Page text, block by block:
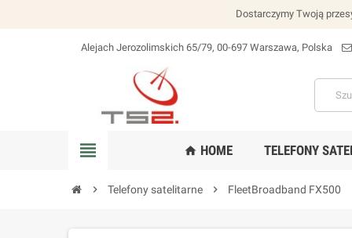
Dostarczymy Twoją
lokalizacja_na
Alejach Jerozolimskich 65/79, 00-697 Warszawa, Polska
view_headline home HOME TELEFONY
chevron_right Telefony satelitarne chevron_right FleetBroadband FX500